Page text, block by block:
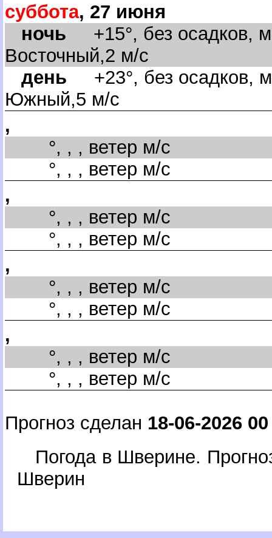
суббота, 27 июня
ночь +15°, без осадков,
осточный,2 м/с
день +23°, без осадков,
Южный,5 м/с
,
°, , , ветер м/с
°, , , ветер м/с
,
°, , , ветер м/с
°, , , ветер м/с
,
°, , , ветер м/с
°, , , ветер м/с
,
°, , , ветер м/с
°, , , ветер м/с
Прогноз сделан 18-06-2026
Погода в Шверине.
Шверин